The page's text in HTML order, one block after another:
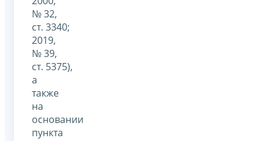
№ 32,
ст. 3340;
2019,
№ 39,
ст. 5375),
а
также
на
основании
пункта